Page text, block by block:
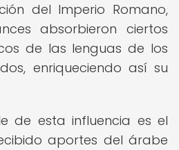
del Imperio Romano,
absorbieron ciertos
de las lenguas de los
enriqueciendo así su
de esta influencia es el
aportes del árabe